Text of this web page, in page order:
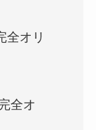
全オリ
全オ